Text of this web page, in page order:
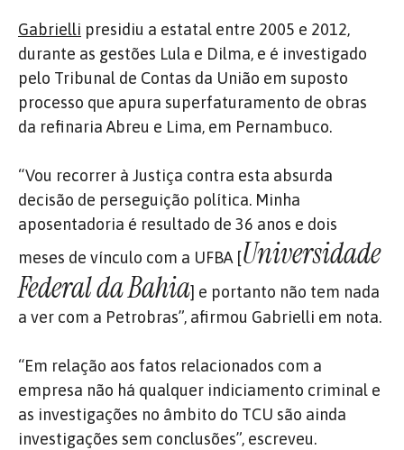
Gabrielli presidiu a estatal entre 2005 e 2012,
durante as gestões Lula e Dilma, e é investigado
pelo Tribunal de Contas da União em suposto
processo que apura superfaturamento de obras
da refinaria Abreu e Lima, em Pernambuco.
“Vou recorrer à Justiça contra esta absurda
decisão de perseguição política. Minha
aposentadoria é resultado de 36 anos e dois
meses de vínculo com a UFBA [Universidade
Federal da Bahia] e portanto não tem nada
a ver com a Petrobras”, afirmou Gabrielli em nota.
“Em relação aos fatos relacionados com a
empresa não há qualquer indiciamento criminal e
as investigações no âmbito do TCU são ainda
investigações sem conclusões”, escreveu.